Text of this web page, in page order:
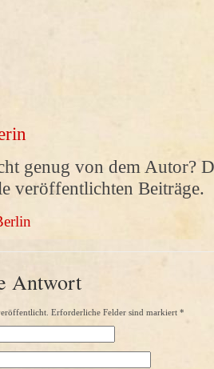
genug von dem Autor?
veröffentlichten Beiträge.
Antwort
Erforderliche Felder sind markiert *